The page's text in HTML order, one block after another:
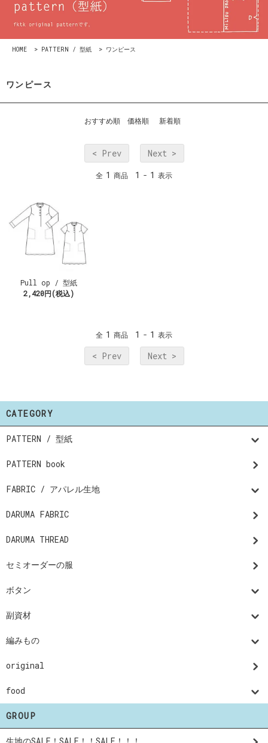
HOME > PATTERN / 型紙 > ワンピース
ワンピース
おすすめ順 価格順 新着順
< Prev Next >
全 1 商品 1 - 1 表示
Pull op / 型紙
2,420円(税込)
全 1 商品 1 - 1 表示
< Prev Next >
CATEGORY
PATTERN / 型紙
PATTERN book
FABRIC / アパレル生地
DARUMA FABRIC
DARUMA THREAD
セミオーダーの服
ボタン
副資材
編みもの
original
food
GROUP